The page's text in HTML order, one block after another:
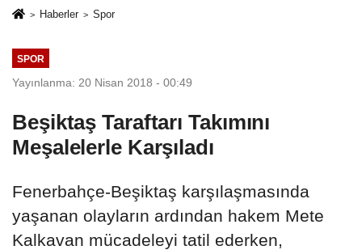
ve İhanet
Haberler Spor
SPOR
Yayınlanma: 20 Nisan 2018 - 00:49
Beşiktaş Taraftarı Takımını
Meşalelerle Karşıladı
Fenerbahçe-Beşiktaş karşılaşmasında
yaşanan olayların ardından hakem Mete
Kalkavan mücadeleyi tatil ederken,